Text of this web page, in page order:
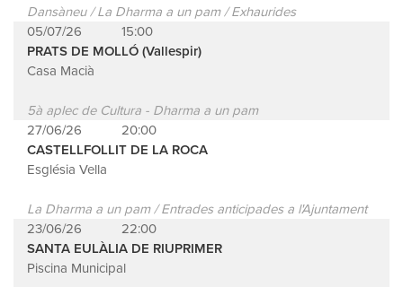
Dansàneu / La Dharma a un pam / Exhaurides
05/07/26
15:00
PRATS DE MOLLÓ (Vallespir)
Casa Macià
5à aplec de Cultura - Dharma a un pam
27/06/26
20:00
CASTELLFOLLIT DE LA ROCA
Església Vella
La Dharma a un pam / Entrades anticipades a l'Ajuntament
23/06/26
22:00
SANTA EULÀLIA DE RIUPRIMER
Piscina Municipal